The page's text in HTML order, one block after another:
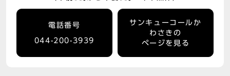
電話番号
044-200-3939
サンキューコールか
わさきの
ページを見る